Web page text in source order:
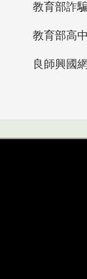
教育部詐
良師興國網